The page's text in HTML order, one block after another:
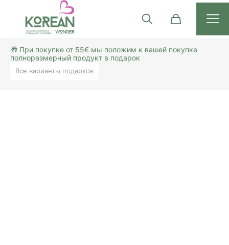
🎁 При покупке от 55€ мы положим к вашей покупке
полноразмерный продукт в подарок
Все варианты подарков